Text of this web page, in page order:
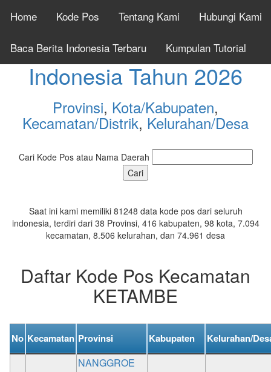
Home Kode Pos Tentang Kami Hubungi Kami
Baca Berita Indonesia Terbaru Kumpulan Tutorial
Cek Kode Pos Seluruh
Indonesia Tahun 2026
Provinsi, Kota/Kabupaten,
Kecamatan/Distrik, Kelurahan/Desa
Cari Kode Pos atau Nama Daerah
Saat ini kami memiliki 81248 data kode pos dari seluruh
indonesia, terdiri dari 38 Provinsi, 416 kabupaten, 98 kota, 7.094
kecamatan, 8.506 kelurahan, dan 74.961 desa
Daftar Kode Pos Kecamatan
KETAMBE
No Kecamatan Provinsi Kabupaten Kelurahan/
NANGGROE